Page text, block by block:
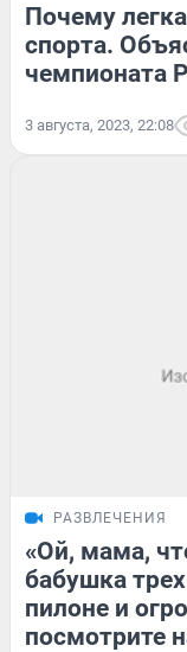
Почему
спорта.
чемпионата
3 августа, 2023, 22:08
РАЗВЛЕЧЕНИЯ
«Ой, мама,
бабушка
пилоне и
посмотрите